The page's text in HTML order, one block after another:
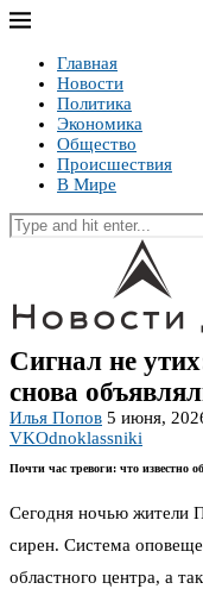
Главная
Новости
Политика
Экономика
Общество
Происшествия
В Мире
Сигнал не
снова
Илья Попов 5 июня,
VKOdnoklassniki
Почти час тревоги: что известно
Сегодня ночью жители
сирен. Система
областного центра, а